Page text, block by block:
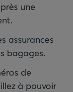
une
assurances
bagages.
de
à pouvoir